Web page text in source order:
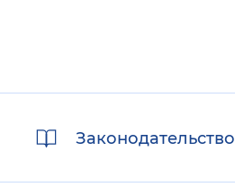
ссылкиЗаконодательство